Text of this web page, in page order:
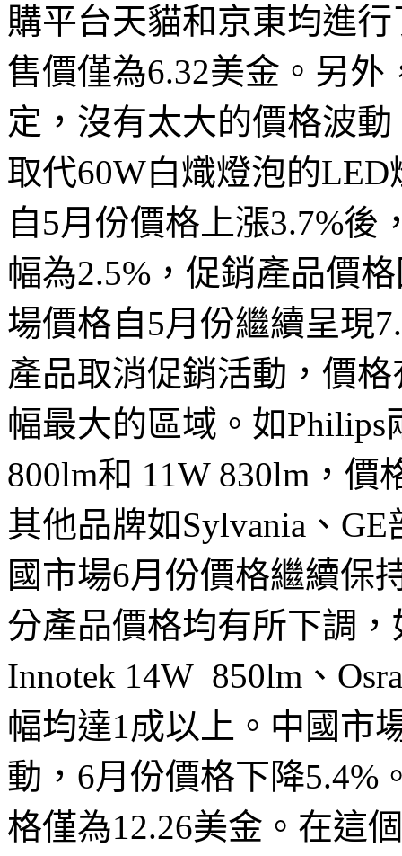
購平台天貓和京東均進
售價僅為6.32美金。另
定，沒有太大的價格波
取代60W白熾燈泡的
自5月份價格上漲3.7%後
幅為2.5%，促銷產品價
場價格自5月份繼續呈現
產品取消促銷活動，價
幅最大的區域。如
800lm和 11W 830lm，價
其他品牌如Sylvania、
國市場6月份價格繼續保
分產品價格均有所下調，
Innotek 14W 850lm、
幅均達1成以上。中國市
動，6月份價格下降5.4%
格僅為12.26美金。在這